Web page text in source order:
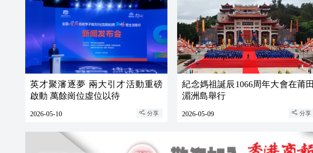
英才聚瀋逐夢 兩大引才活動重磅
啟動 萬餘崗位虛位以待
2026-05-10 分享
紀念媽祖誕辰1066周年大會在莆田
湄洲島舉行
2026-05-09 分享